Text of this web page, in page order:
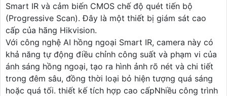
Smart IR và cảm biến CMOS chế độ quét tiến bộ
(Progressive Scan). Đây là một thiết bị giám sát cao
cấp của hãng Hikvision.
Với công nghệ AI hồng ngoại Smart IR, camera này có
khả năng tự động điều chỉnh công suất và phạm vi của
ánh sáng hồng ngoại, tạo ra hình ảnh rõ nét và chi tiết
trong đêm sâu, đồng thời loại bỏ hiện tượng quá sáng
hoặc quá tối. thiết kế tích hợp cao cấpNhiều công trình